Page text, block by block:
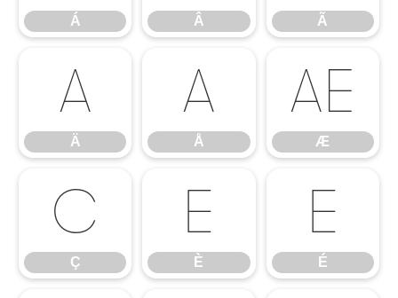
Á Â Ã
Ä
Ä
Å
Å
Æ
Æ
Ç
Ç
È
È
É
É